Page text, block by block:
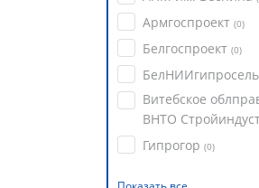
Армгоспроект (0)
Белгоспроект (0)
Витебское
ВНТО
Гипрогор (0)